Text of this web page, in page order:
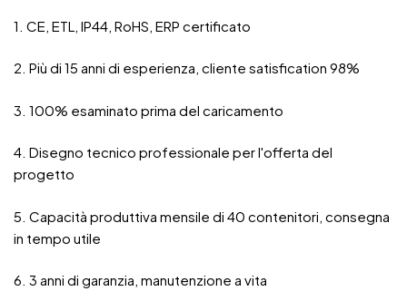
1. CE, ETL, IP44, RoHS, ERP certificato
2. Più di 15 anni di esperienza, cliente satisfication 98%
3. 100% esaminato prima del caricamento
4. Disegno tecnico professionale per l'offerta del
progetto
5. Capacità produttiva mensile di 40 contenitori, consegna
in tempo utile
6. 3 anni di garanzia, manutenzione a vita